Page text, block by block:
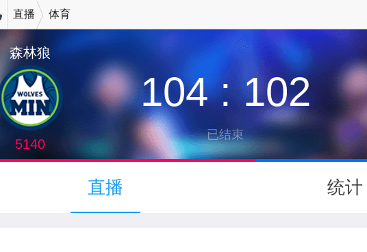
直播 体育
森林狼
5140
104 : 102
已结束
直播 统计
↓
下拉可以刷新